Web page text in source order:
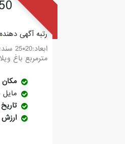
150 مترمربع-
رتبه آگهی دهنده
مترمربع باغ ویلا
مکان
ارزش